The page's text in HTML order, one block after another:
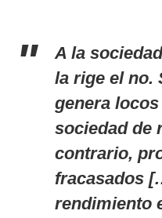
A la
la rige el no.
genera
sociedad de
contrario,
fracasados
rendimiento